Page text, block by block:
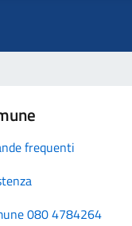
frequenti
080 4784264